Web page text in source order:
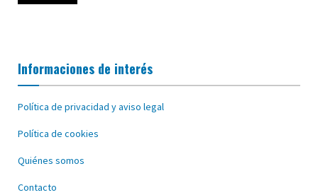
Informaciones de interés
Política de privacidad y aviso legal
Política de cookies
Quiénes somos
Contacto